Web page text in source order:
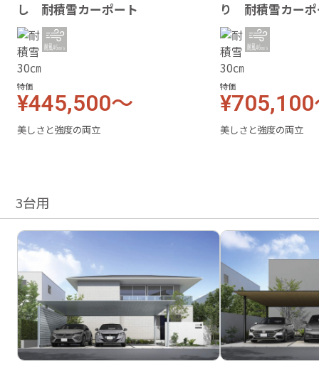
し 耐積雪カーポート
特価
¥445,500～
美しさと強度の両立
り 耐積雪カー
特価
美しさと強度の両立
3台用